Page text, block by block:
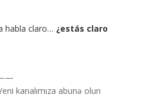
habla claro… ¿estás claro
kanalımıza abunə olun